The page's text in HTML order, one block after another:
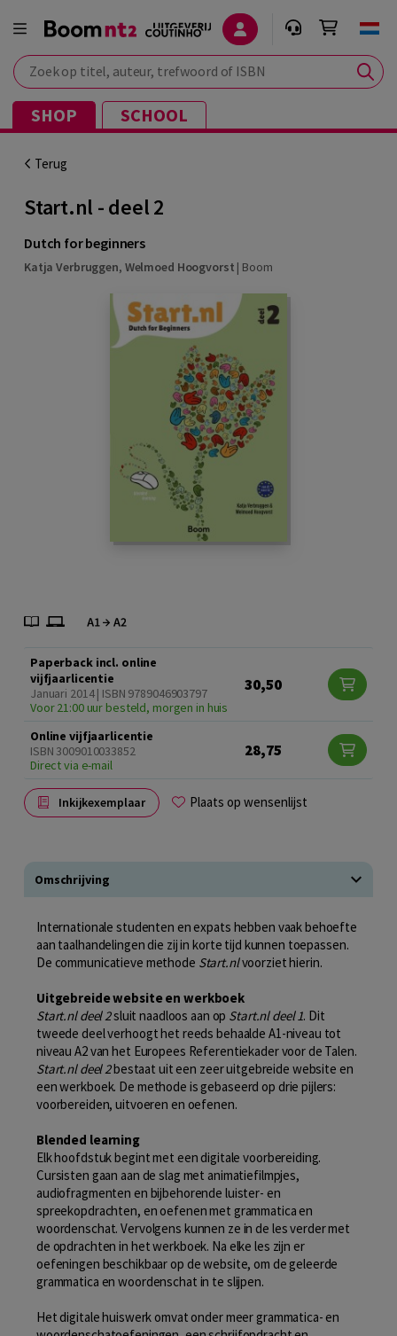
Zoek op titel, auteur, trefwoord of ISBN
SHOP SCHOOL
Terug
Start.nl - deel 2
Dutch for beginners
Katja Verbruggen, Welmoed Hoogvorst | Boom
Paperback incl. online
vijfjaarlicentie
Januari 2014 | ISBN 9789046903797
Voor 21:00 uur besteld, morgen in huis
30,50
Online vijfjaarlicentie
ISBN 3009010033852
Direct via e-mail
28,75
Inkijkexemplaar Plaats op wensenlijst
Omschrijving
Internationale studenten en expats hebben vaak behoefte
aan taalhandelingen die zij in korte tijd kunnen toepassen.
De communicatieve methode Start.nlvoorziet hierin.
Uitgebreide website en werkboek
Start.nl deel 2sluit naadloos aan op Start.nl deel 1. Dit
tweede deel verhoogt het reeds behaalde A1-niveau tot
niveau A2 van het Europees Referentiekader voor de Talen.
Start.nl deel 2bestaat uit een zeer uitgebreide website en
een werkboek. De methode is gebaseerd op drie pijlers:
voorbereiden, uitvoeren en oefenen.
Blended learning
Elk hoofdstuk begint met een digitale voorbereiding.
Cursisten gaan aan de slag met animatiefilmpjes,
audiofragmenten en bijbehorende luister- en
spreekopdrachten, en oefenen met grammatica en
woordenschat. Vervolgens kunnen ze in de les verder met
de opdrachten in het werkboek. Na elke les zijn er
oefeningen beschikbaar op de website, om de geleerde
grammatica en woordenschat in te slijpen.
Het digitale huiswerk omvat onder meer grammatica- en